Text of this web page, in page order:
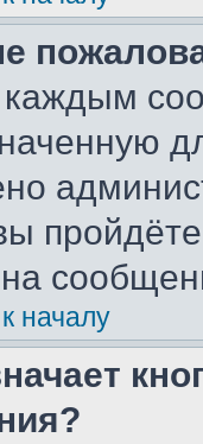
началу